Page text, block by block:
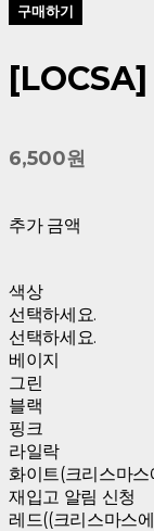
구매하기
[LOCSA]
6,500원
추가 금액
색상
선택하세요.
선택하세요.
베이지
그린
블랙
핑크
라일락
화이트(크리스마
재입고 알림 신청
레드((크리스마스